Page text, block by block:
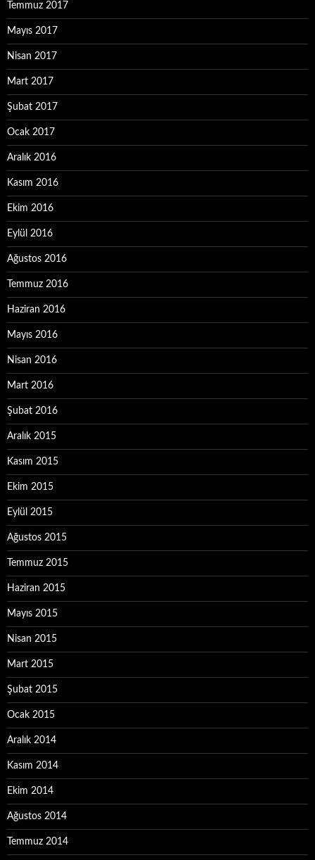
Temmuz 2017
Mayıs 2017
Nisan 2017
Mart 2017
Şubat 2017
Ocak 2017
Aralık 2016
Kasım 2016
Ekim 2016
Eylül 2016
Ağustos 2016
Temmuz 2016
Haziran 2016
Mayıs 2016
Nisan 2016
Mart 2016
Şubat 2016
Aralık 2015
Kasım 2015
Ekim 2015
Eylül 2015
Ağustos 2015
Temmuz 2015
Haziran 2015
Mayıs 2015
Nisan 2015
Mart 2015
Şubat 2015
Ocak 2015
Aralık 2014
Kasım 2014
Ekim 2014
Ağustos 2014
Temmuz 2014